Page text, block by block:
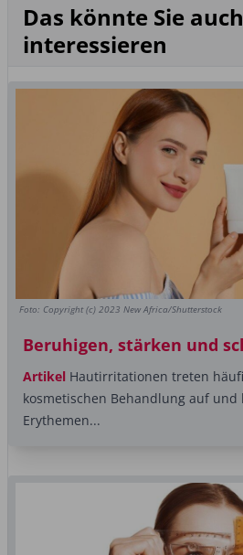
Das könnte Sie auch
interessieren
Foto: Copyright (c) 2023 New Africa/Shutterstock
Beruhigen, stärken und
Artikel Hautirritationen treten
kosmetischen Behandlung auf und
Erythemen...